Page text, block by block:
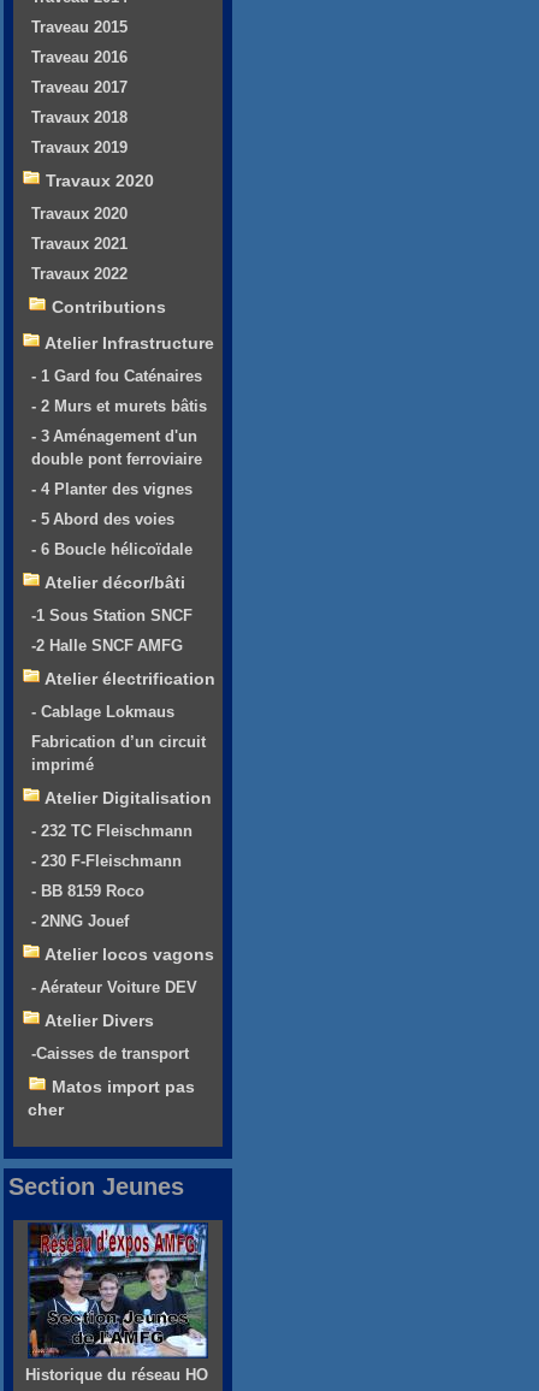
Traveau 2015
Traveau 2016
Traveau 2017
Travaux 2018
Travaux 2019
Travaux 2020
Travaux 2020
Travaux 2021
Travaux 2022
Contributions
Atelier Infrastructure
- 1 Gard fou Caténaires
- 2 Murs et murets bâtis
- 3 Aménagement d'un
double pont ferroviaire
- 4 Planter des vignes
- 5 Abord des voies
- 6 Boucle hélicoïdale
Atelier décor/bâti
-1 Sous Station SNCF
-2 Halle SNCF AMFG
Atelier électrification
- Cablage Lokmaus
Fabrication d’un circuit
imprimé
Atelier Digitalisation
- 232 TC Fleischmann
- 230 F-Fleischmann
- BB 8159 Roco
- 2NNG Jouef
Atelier locos vagons
- Aérateur Voiture DEV
Atelier Divers
-Caisses de transport
Matos import pas
cher
Section Jeunes
Historique du réseau HO